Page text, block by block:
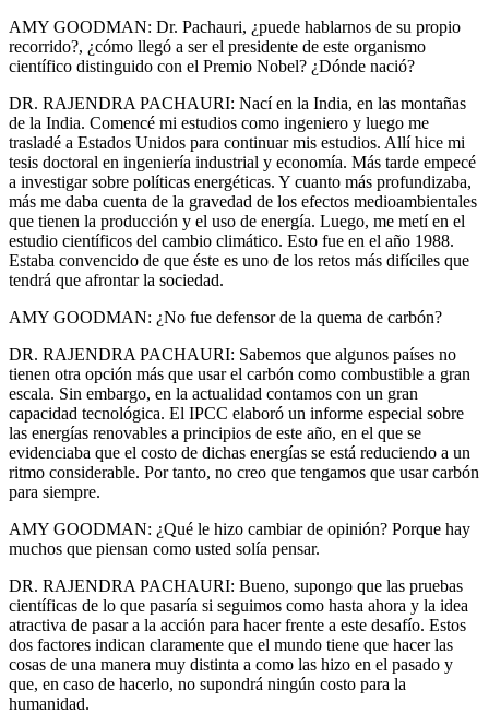
AMY GOODMAN: Dr. Pachauri, ¿puede hablarnos de su propio
recorrido?, ¿cómo llegó a ser el presidente de este organismo
científico distinguido con el Premio Nobel? ¿Dónde nació?
DR. RAJENDRA PACHAURI: Nací en la India, en las montañas
de la India. Comencé mi estudios como ingeniero y luego me
trasladé a Estados Unidos para continuar mis estudios. Allí hice mi
tesis doctoral en ingeniería industrial y economía. Más tarde empecé
a investigar sobre políticas energéticas. Y cuanto más profundizaba,
más me daba cuenta de la gravedad de los efectos medioambientales
que tienen la producción y el uso de energía. Luego, me metí en el
estudio científicos del cambio climático. Esto fue en el año 1988.
Estaba convencido de que éste es uno de los retos más difíciles que
tendrá que afrontar la sociedad.
AMY GOODMAN: ¿No fue defensor de la quema de carbón?
DR. RAJENDRA PACHAURI: Sabemos que algunos países no
tienen otra opción más que usar el carbón como combustible a gran
escala. Sin embargo, en la actualidad contamos con un gran
capacidad tecnológica. El IPCC elaboró un informe especial sobre
las energías renovables a principios de este año, en el que se
evidenciaba que el costo de dichas energías se está reduciendo a un
ritmo considerable. Por tanto, no creo que tengamos que usar carbón
para siempre.
AMY GOODMAN: ¿Qué le hizo cambiar de opinión? Porque hay
muchos que piensan como usted solía pensar.
DR. RAJENDRA PACHAURI: Bueno, supongo que las pruebas
científicas de lo que pasaría si seguimos como hasta ahora y la idea
atractiva de pasar a la acción para hacer frente a este desafío. Estos
dos factores indican claramente que el mundo tiene que hacer las
cosas de una manera muy distinta a como las hizo en el pasado y
que, en caso de hacerlo, no supondrá ningún costo para la
humanidad.